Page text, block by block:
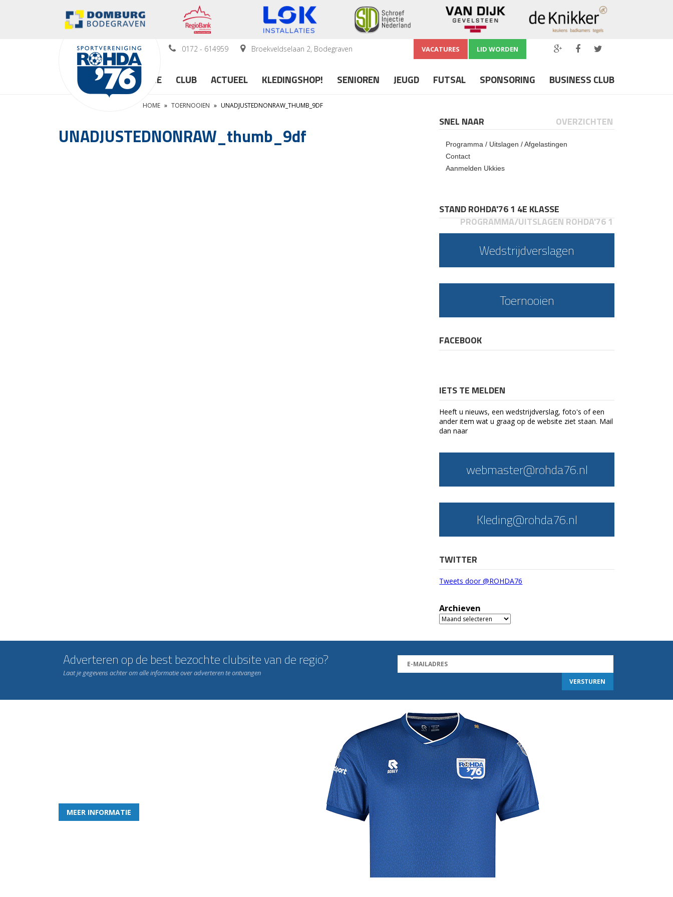
0172 - 614959 Broekveldselaan 2, Bodegraven VACATURES LID WORDEN
HOME CLUB ACTUEEL KLEDINGSHOP! SENIOREN JEUGD FUTSAL SPONSORING BUSINESS CLUB
HOME » TOERNOOIEN » UNADJUSTEDNONRAW_THUMB_9DF
UNADJUSTEDNONRAW_thumb_9df
SNEL NAAR OVERZICHTEN
Programma / Uitslagen / Afgelastingen
Contact
Aanmelden Ukkies
STAND ROHDA'76 1 4E KLASSE
PROGRAMMA/UITSLAGEN ROHDA'76 1
Wedstrijdverslagen
Toernooien
FACEBOOK
IETS TE MELDEN
Heeft u nieuws, een wedstrijdverslag, foto's of een
ander item wat u graag op de website ziet staan. Mail
dan naar
webmaster@rohda76.nl
Kleding@rohda76.nl
TWITTER
Tweets door @ROHDA76
Archieven
Archieven
Adverteren op de best bezochte clubsite van de regio?
Laat je gegevens achter om alle informatie over adverteren te ontvangen
MEER INFORMATIE